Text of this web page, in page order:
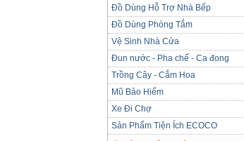
Đồ Dùng Hỗ Trợ Nhà Bếp
Đồ Dùng Phòng Tắm
Vệ Sinh Nhà Cửa
Đun nước - Pha chế - Ca đong
Trồng Cây - Cắm Hoa
Mũ Bảo Hiểm
Xe Đi Chợ
Sản Phẩm Tiện Ích ECOCO